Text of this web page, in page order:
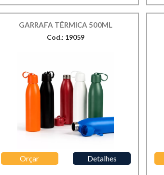
GARRAFA TÉRMICA 500ML
Cod.: 19059
Orçar Detalhes